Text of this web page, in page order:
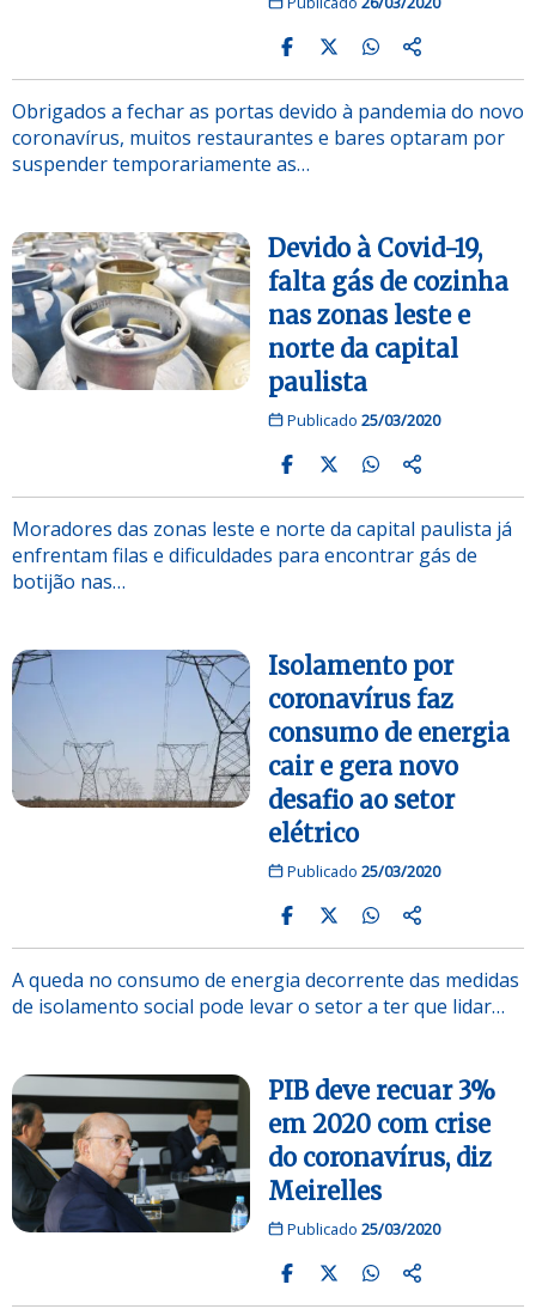
Obrigados a fechar as portas devido à pandemia do novo
coronavírus, muitos restaurantes e bares optaram por
suspender temporariamente as…
Devido à Covid-19,
falta gás de cozinha
nas zonas leste e
norte da capital
paulista
Publicado 25/03/2020
Moradores das zonas leste e norte da capital paulista já
enfrentam filas e dificuldades para encontrar gás de
botijão nas…
Isolamento por
coronavírus faz
consumo de energia
cair e gera novo
desafio ao setor
elétrico
Publicado 25/03/2020
A queda no consumo de energia decorrente das medidas
de isolamento social pode levar o setor a ter que lidar…
PIB deve recuar 3%
em 2020 com crise
do coronavírus, diz
Meirelles
Publicado 25/03/2020